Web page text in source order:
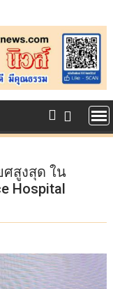
ศสูงสุด ใน
Hospital